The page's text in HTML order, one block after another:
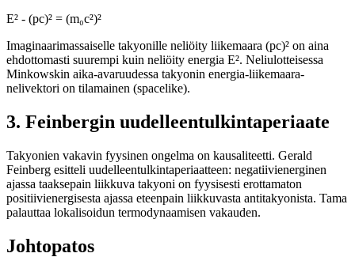
E² - (pc)² = (m₀c²)²
Imaginaarimassaiselle takyonille neliöity liikemaara (pc)² on aina
ehdottomasti suurempi kuin neliöity energia E². Neliulotteisessa
Minkowskin aika-avaruudessa takyonin energia-liikemaara-
nelivektori on tilamainen (spacelike).
3. Feinbergin uudelleentulkintaperiaate
Takyonien vakavin fyysinen ongelma on kausaliteetti. Gerald
Feinberg esitteli uudelleentulkintaperiaatteen: negatiivienerginen
ajassa taaksepain liikkuva takyoni on fyysisesti erottamaton
positiivienergisesta ajassa eteenpain liikkuvasta antitakyonista. Tama
palauttaa lokalisoidun termodynaamisen vakauden.
Johtopatos